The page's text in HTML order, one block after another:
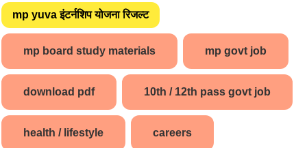
mp yuva इंटर्नशिप योजना रिजल्ट
mp board study materials mp govt job
download pdf 10th / 12th pass govt job
health / lifestyle careers